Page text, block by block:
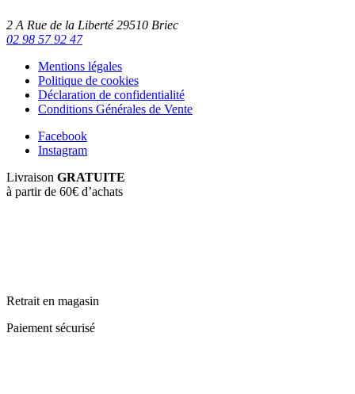
2 A Rue de la Liberté 29510 Briec
02 98 57 92 47
Mentions légales
Politique de cookies
Déclaration de confidentialité
Conditions Générales de Vente
Facebook
Instagram
Livraison GRATUITE
à partir de 60€ d’achats
Retrait en magasin
Paiement sécurisé